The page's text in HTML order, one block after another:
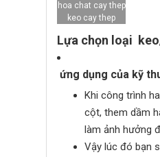
hoa chat cay thep
keo cay thep
Lựa chọn loại
ứng dụng của kỹ
Khi công trình
cột, them dầm
làm ảnh hưởng
Vậy lúc đó bạn